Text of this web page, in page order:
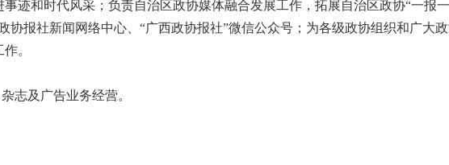
迹和时代风采；负责自治区政协媒体融合发展工作，拓展自治区政协“一报
协报社新闻网络中心、“广西政协报社”微信公众号；为各级政协组织和广大
。
及广告业务经营。